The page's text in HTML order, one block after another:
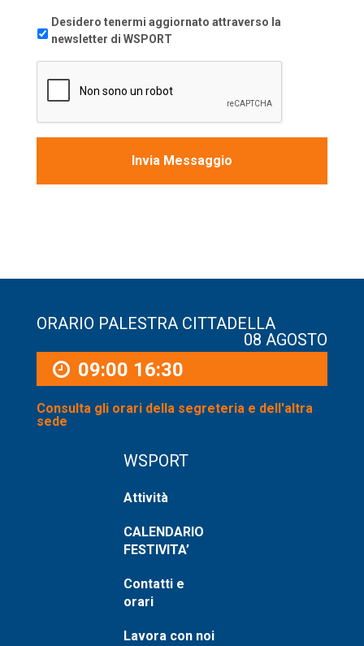
newsletter
Desidero tenermi aggiornato attraverso la
newsletter di WSPORT
ORARIO PALESTRA CITTADELLA
08 AGOSTO
09:00 16:30
Consulta gli orari della segreteria e dell'altra
sede
WSPORT
Attività
CALENDARIO
FESTIVITA’
Contatti e
orari
Lavora con noi